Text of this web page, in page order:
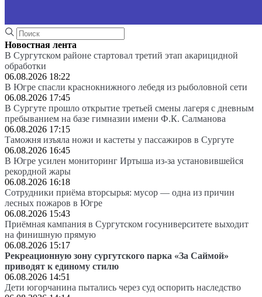
Новостная лента
В Сургутском районе стартовал третий этап акарицидной
обработки
06.08.2026 18:22
В Югре спасли краснокнижного лебедя из рыболовной сети
06.08.2026 17:45
В Сургуте прошло открытие третьей смены лагеря с дневным
пребыванием на базе гимназии имени Ф.К. Салманова
06.08.2026 17:15
Таможня изъяла ножи и кастеты у пассажиров в Сургуте
06.08.2026 16:45
В Югре усилен мониторинг Иртыша из-за установившейся
рекордной жары
06.08.2026 16:18
Сотрудники приёма вторсырья: мусор — одна из причин
лесных пожаров в Югре
06.08.2026 15:43
Приёмная кампания в Сургутском госуниверситете выходит
на финишную прямую
06.08.2026 15:17
Рекреационную зону сургутского парка «За Саймой»
приводят к единому стилю
06.08.2026 14:51
Дети югорчанина пытались через суд оспорить наследство